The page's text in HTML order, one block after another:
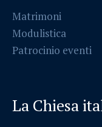
Matrimoni
Modulistica
Patrocinio eventi
La Chiesa